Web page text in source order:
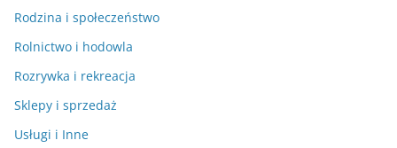
Rodzina i społeczeństwo
Rolnictwo i hodowla
Rozrywka i rekreacja
Sklepy i sprzedaż
Usługi i Inne